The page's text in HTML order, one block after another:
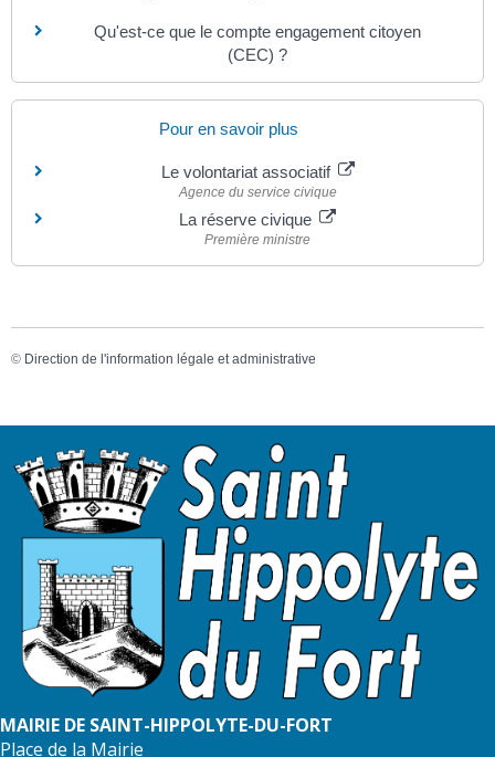
Qu'est-ce que le compte engagement citoyen
(CEC) ?
Pour en savoir plus
Le volontariat associatif
Agence du service civique
La réserve civique
Première ministre
© Direction de l'information légale et administrative
MAIRIE DE SAINT-HIPPOLYTE-DU-FORT
Place de la Mairie